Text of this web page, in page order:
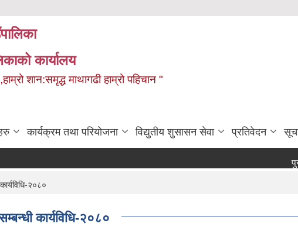
कार्यालय
शान:समृद्ध माथागढी हाम्रो पहिचान "
कार्यक्रम तथा परियोजना विद्युतीय शुसासन सेवा प्रतिवेदन
पुनः
२०८०
कार्यविधि-२०८०